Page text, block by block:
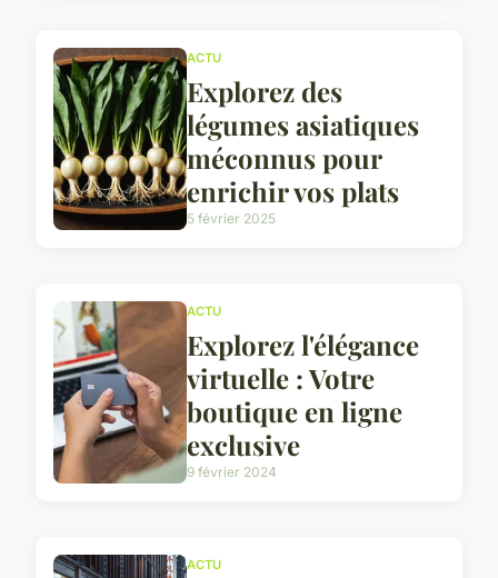
ACTU
Explorez des
légumes asiatiques
méconnus pour
enrichir vos plats
5 février 2025
ACTU
Explorez l'élégance
virtuelle : Votre
boutique en ligne
exclusive
9 février 2024
ACTU